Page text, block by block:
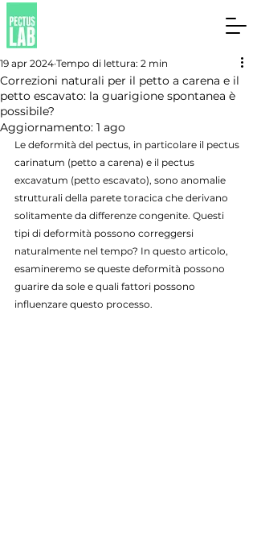
Correzioni naturali per il petto a carena e il
petto escavato: la guarigione spontanea è
possibile?
19 apr 2024 Tempo di lettura: 2 min
Aggiornamento: 1 ago
Le deformità del pectus, in particolare il pectus
carinatum (petto a carena) e il pectus
excavatum (petto escavato), sono anomalie
strutturali della parete toracica che derivano
solitamente da differenze congenite. Questi
tipi di deformità possono correggersi
naturalmente nel tempo? In questo articolo,
esamineremo se queste deformità possono
guarire da sole e quali fattori possono
influenzare questo processo.